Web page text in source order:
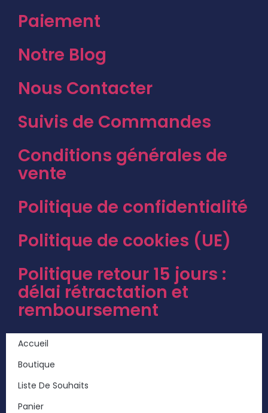
Paiement
Notre Blog
Nous Contacter
Suivis de Commandes
Conditions générales de
vente
Politique de confidentialité
Politique de cookies (UE)
Politique retour 15 jours :
délai rétractation et
remboursement
Accueil
Boutique
Liste De Souhaits
Panier